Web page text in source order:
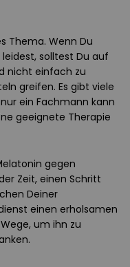
Thema. Wenn Du
solltest Du auf
nicht einfach zu
greifen. Es gibt viele
ein Fachmann kann
geeignete Therapie
gegen
Zeit, einen Schritt
Deiner
einen erholsamen
um ihn zu